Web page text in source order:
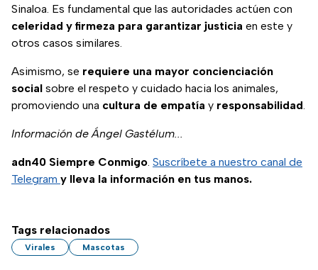
Sinaloa. Es fundamental que las autoridades actúen con
celeridad y firmeza para garantizar justicia en este y
otros casos similares.
Asimismo, se requiere una mayor concienciación
social sobre el respeto y cuidado hacia los animales,
promoviendo una cultura de empatía y responsabilidad.
Información de Ángel Gastélum...
adn40 Siempre Conmigo. Suscríbete a nuestro canal de
Telegram y lleva la información en tus manos.
Tags relacionados
Virales Mascotas